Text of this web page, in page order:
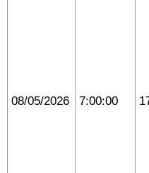
08/05/2026 7:00:00